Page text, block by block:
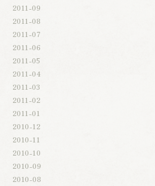
2011-09
2011-08
2011-07
2011-06
2011-05
2011-04
2011-03
2011-02
2011-01
2010-12
2010-11
2010-10
2010-09
2010-08